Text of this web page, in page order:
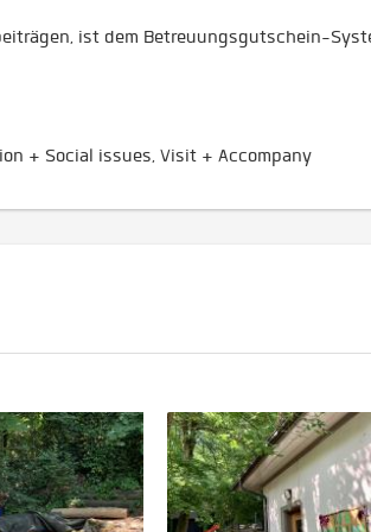
ist dem Betreuungsgutschein-
+ Social issues, Visit + Accompany